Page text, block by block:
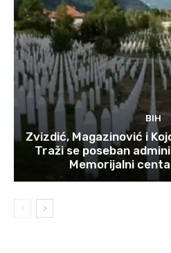
BIH
Zvizdić, Magazinović i
Traži se poseban
Memorijalni